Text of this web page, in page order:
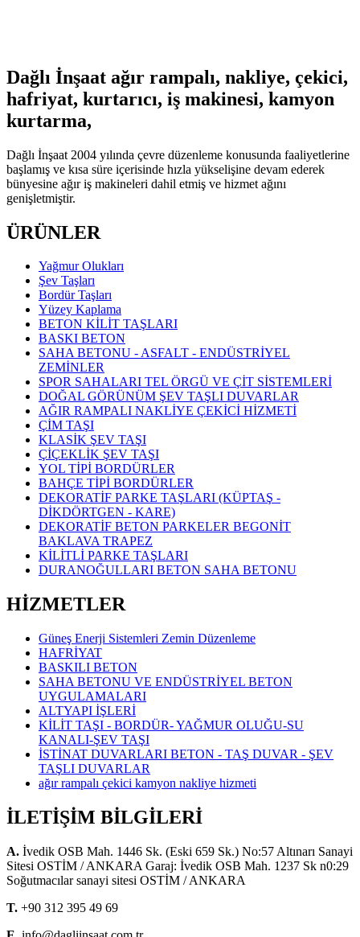
Dağlı İnşaat ağır rampalı, nakliye, çekici,
hafriyat, kurtarıcı, iş makinesi, kamyon
kurtarma,
Dağlı İnşaat 2004 yılında çevre düzenleme konusunda faaliyetlerine
başlamış ve kısa süre içerisinde hızla yükselişine devam ederek
bünyesine ağır iş makineleri dahil etmiş ve hizmet ağını
genişletmiştir.
ÜRÜNLER
Yağmur Olukları
Şev Taşları
Bordür Taşları
Yüzey Kaplama
BETON KİLİT TAŞLARI
BASKI BETON
SAHA BETONU - ASFALT - ENDÜSTRİYEL
ZEMİNLER
SPOR SAHALARI TEL ÖRGÜ VE ÇİT SİSTEMLERİ
DOĞAL GÖRÜNÜM ŞEV TAŞLI DUVARLAR
AĞIR RAMPALI NAKLİYE ÇEKİCİ HİZMETİ
ÇİM TAŞI
KLASİK ŞEV TAŞI
ÇİÇEKLİK ŞEV TAŞI
YOL TİPİ BORDÜRLER
BAHÇE TİPİ BORDÜRLER
DEKORATİF PARKE TAŞLARI (KÜPTAŞ -
DİKDÖRTGEN - KARE)
DEKORATİF BETON PARKELER BEGONİT
BAKLAVA TRAPEZ
KİLİTLİ PARKE TAŞLARI
DURANOĞULLARI BETON SAHA BETONU
HİZMETLER
Güneş Enerji Sistemleri Zemin Düzenleme
HAFRİYAT
BASKILI BETON
SAHA BETONU VE ENDÜSTRİYEL BETON
UYGULAMALARI
ALTYAPI İŞLERİ
KİLİT TAŞI - BORDÜR- YAĞMUR OLUĞU-SU
KANALI-ŞEV TAŞI
İSTİNAT DUVARLARI BETON - TAŞ DUVAR - ŞEV
TAŞLI DUVARLAR
ağır rampalı çekici kamyon nakliye hizmeti
İLETİŞİM BİLGİLERİ
A. İvedik OSB Mah. 1446 Sk. (Eski 659 Sk.) No:57 Altınarı Sanayi
Sitesi OSTİM / ANKARA Garaj: İvedik OSB Mah. 1237 Sk n0:29
Soğutmacılar sanayi sitesi OSTİM / ANKARA
T. +90 312 395 49 69